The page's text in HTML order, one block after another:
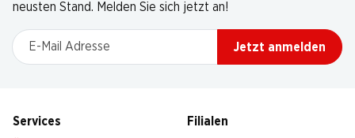
neusten Stand. Melden Sie sich jetzt an!
E-Mail Adresse
Jetzt anmelden
Services
Filialen